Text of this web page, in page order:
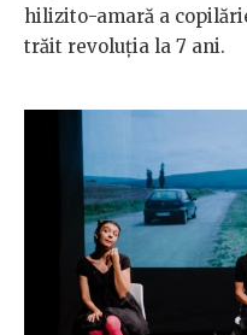
hilizito-amară a
trăit revoluția la 7 ani.